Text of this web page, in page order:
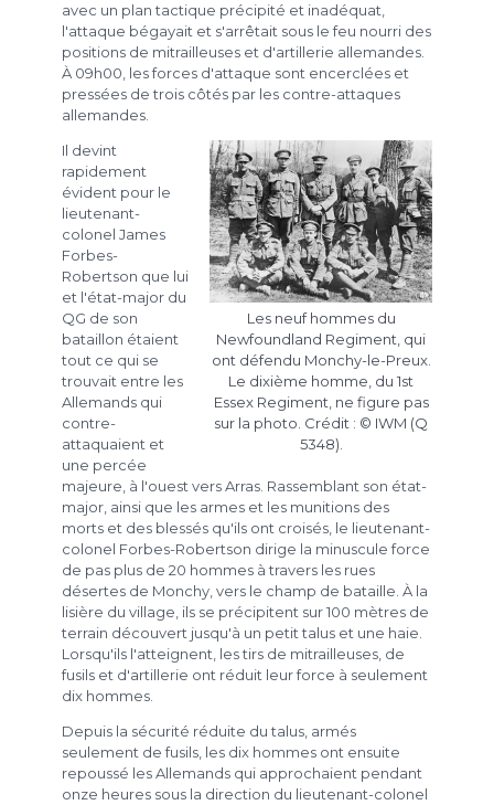
avec un plan tactique précipité et inadéquat,
l'attaque bégayait et s'arrêtait sous le feu nourri des
positions de mitrailleuses et d'artillerie allemandes.
À 09h00, les forces d'attaque sont encerclées et
pressées de trois côtés par les contre-attaques
allemandes.
Les neuf hommes du
Newfoundland Regiment, qui
ont défendu Monchy-le-Preux.
Le dixième homme, du 1st
Essex Regiment, ne figure pas
sur la photo. Crédit : © IWM (Q
5348).
Il devint
rapidement
évident pour le
lieutenant-
colonel James
Forbes-
Robertson que lui
et l'état-major du
QG de son
bataillon étaient
tout ce qui se
trouvait entre les
Allemands qui
contre-
attaquaient et
une percée
majeure, à l'ouest vers Arras. Rassemblant son état-
major, ainsi que les armes et les munitions des
morts et des blessés qu'ils ont croisés, le lieutenant-
colonel Forbes-Robertson dirige la minuscule force
de pas plus de 20 hommes à travers les rues
désertes de Monchy, vers le champ de bataille. À la
lisière du village, ils se précipitent sur 100 mètres de
terrain découvert jusqu'à un petit talus et une haie.
Lorsqu'ils l'atteignent, les tirs de mitrailleuses, de
fusils et d'artillerie ont réduit leur force à seulement
dix hommes.
Depuis la sécurité réduite du talus, armés
seulement de fusils, les dix hommes ont ensuite
repoussé les Allemands qui approchaient pendant
onze heures sous la direction du lieutenant-colonel